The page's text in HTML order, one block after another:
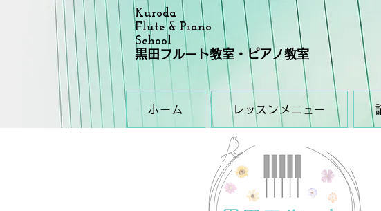
ホーム レッスンメニュー
Kuroda
Flute & Piano
School
黒田フルート教室・ピアノ教室